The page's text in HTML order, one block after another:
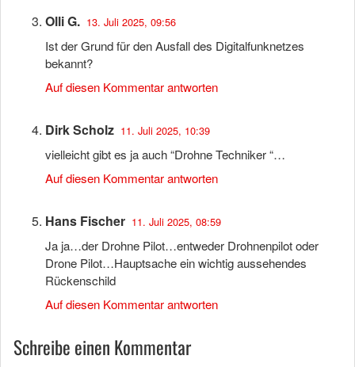
Olli G. 13. Juli 2025, 09:56
Ist der Grund für den Ausfall des Digitalfunknetzes
bekannt?
Auf diesen Kommentar antworten
Dirk Scholz 11. Juli 2025, 10:39
vielleicht gibt es ja auch “Drohne Techniker “…
Auf diesen Kommentar antworten
Hans Fischer 11. Juli 2025, 08:59
Ja ja…der Drohne Pilot…entweder Drohnenpilot oder
Drone Pilot…Hauptsache ein wichtig aussehendes
Rückenschild
Auf diesen Kommentar antworten
Schreibe einen Kommentar